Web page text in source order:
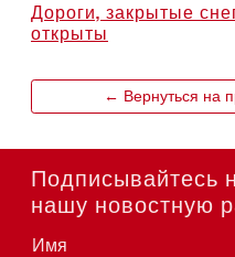
Дороги, закрытые
открыты
← Вернуться на
Подписывайтесь
нашу новостную
Имя